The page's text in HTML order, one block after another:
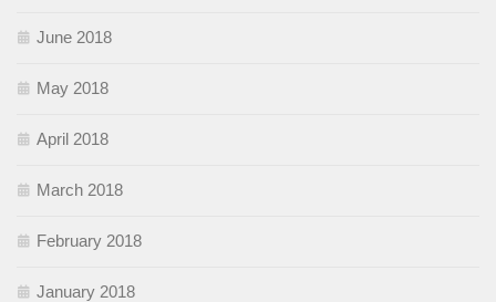
June 2018
May 2018
April 2018
March 2018
February 2018
January 2018